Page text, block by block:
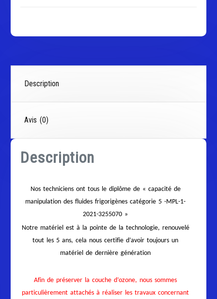
Description
Avis (0)
Description
Nos techniciens ont tous le diplôme de « capacité de
manipulation des fluides frigorigènes catégorie 5 -MPL-1-
2021-3255070 »
Notre matériel est à la pointe de la technologie, renouvelé
tout les 5 ans, cela nous certifie d’avoir toujours un
matériel de dernière génération
Afin de préserver la couche d’ozone, nous sommes
particulièrement attachés à réaliser les travaux concernant